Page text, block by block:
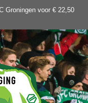
Groningen voor € 22,50